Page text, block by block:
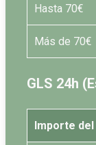
Hasta 70€
Más de 70€
GLS 24h
Importe del